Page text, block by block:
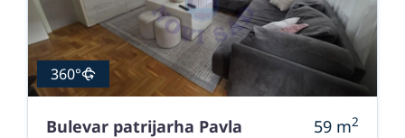
360°
Bulevar patrijarha Pavla 59 m2